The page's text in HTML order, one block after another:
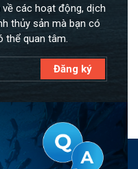
các hoạt động, dịch
thủy sản mà bạn có
thể quan tâm.